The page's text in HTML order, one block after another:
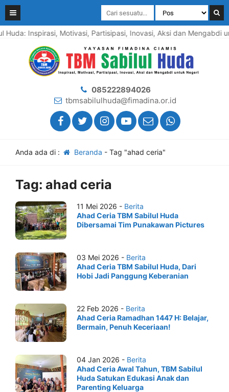
Huda: Inspirasi, Motivasi, Partisipasi, Inovasi, Aksi dan Mengabdi
085222894026
tbmsabilulhuda@fimadina.or.id
Anda ada di : Beranda - Tag "ahad ceria"
Tag: ahad ceria
11 Mei 2026 - Berita
Ahad Ceria TBM Sabilul Huda
Dibersamai Tim Punakawan Pictures
03 Mei 2026 - Berita
Ahad Ceria TBM Sabilul Huda, Dari
Hobi Jadi Panggung Keberanian
22 Feb 2026 - Berita
Ahad Ceria Ramadhan 1447 H: Belajar,
Bermain, Penuh Keceriaan!
04 Jan 2026 - Berita
Ahad Ceria Awal Tahun, TBM Sabilul
Huda Satukan Edukasi Anak dan
Parenting Keluarga